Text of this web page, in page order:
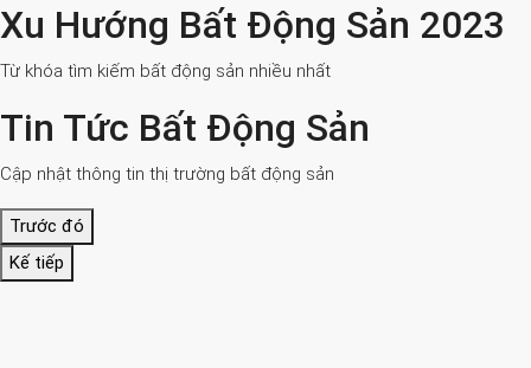
Xu Hướng Bất Động Sản 2023
Từ khóa tìm kiếm bất động sản nhiều nhất
Tin Tức Bất Động Sản
Cập nhật thông tin thị trường bất động sản
Trước đó
Kế tiếp